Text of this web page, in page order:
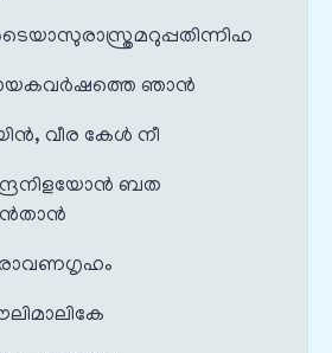
ഞാൻ
വീര കേൾ നീ
ബത
രാവണഗൃഹം